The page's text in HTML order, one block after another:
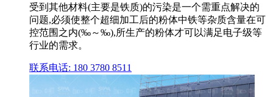
受到其他材料(主要是铁质)的污染是一个需重点解决的
问题,必须使整个超细加工后的粉体中铁等杂质含量在可
控范围之内(‰～‰),所生产的粉体才可以满足电子级等
行业的需求。
联系电话: 180 3780 8511